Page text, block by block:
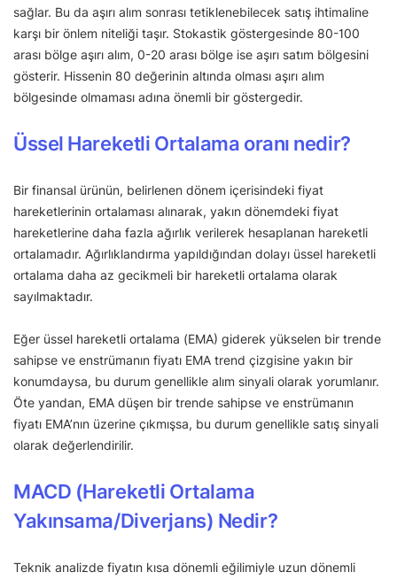
sağlar. Bu da aşırı alım sonrası tetiklenebilecek satış ihtimaline
karşı bir önlem niteliği taşır. Stokastik göstergesinde 80-100
arası bölge aşırı alım, 0-20 arası bölge ise aşırı satım bölgesini
gösterir. Hissenin 80 değerinin altında olması aşırı alım
bölgesinde olmaması adına önemli bir göstergedir.
Üssel Hareketli Ortalama oranı nedir?
Bir finansal ürünün, belirlenen dönem içerisindeki fiyat
hareketlerinin ortalaması alınarak, yakın dönemdeki fiyat
hareketlerine daha fazla ağırlık verilerek hesaplanan hareketli
ortalamadır. Ağırlıklandırma yapıldığından dolayı üssel hareketli
ortalama daha az gecikmeli bir hareketli ortalama olarak
sayılmaktadır.
Eğer üssel hareketli ortalama (EMA) giderek yükselen bir trende
sahipse ve enstrümanın fiyatı EMA trend çizgisine yakın bir
konumdaysa, bu durum genellikle alım sinyali olarak yorumlanır.
Öte yandan, EMA düşen bir trende sahipse ve enstrümanın
fiyatı EMA’nın üzerine çıkmışsa, bu durum genellikle satış sinyali
olarak değerlendirilir.
MACD (Hareketli Ortalama
Yakınsama/Diverjans) Nedir?
Teknik analizde fiyatın kısa dönemli eğilimiyle uzun dönemli